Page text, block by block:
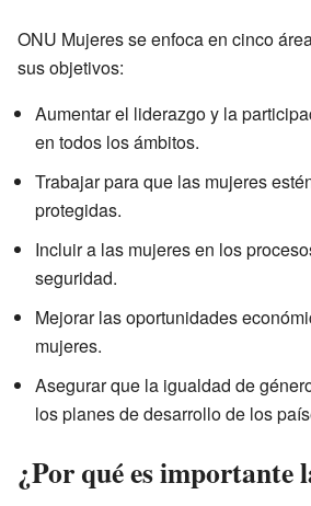
ONU Mujeres se enfoca en cinco
sus objetivos:
Aumentar el liderazgo y la
en todos los ámbitos.
Trabajar para que las mujeres
protegidas.
Incluir a las mujeres en los
seguridad.
Mejorar las oportunidades
mujeres.
Asegurar que la igualdad de
los planes de desarrollo de los
¿Por qué es importante